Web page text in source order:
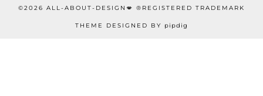
©2026 ALL-ABOUT-DESIGN💋 ®REGISTERED TRADEMARK
THEME DESIGNED BY pipdig